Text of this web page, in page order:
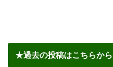
★過去の投稿はこちらか